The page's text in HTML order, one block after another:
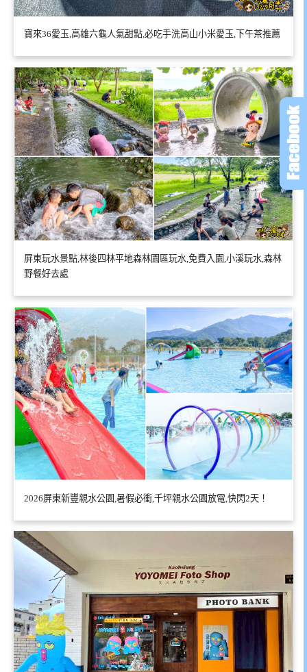
寶來36愛玉,高雄六龜人氣甜點,必吃手洗高山小米愛玉,下午茶推薦
屏東玩水景點,林後四林平地森林園區玩水,免費入園,小溪玩水,森林
野餐好去處
2026屏東新豐親水公園,暑假必衝,千坪親水公園放電,快閃2天！